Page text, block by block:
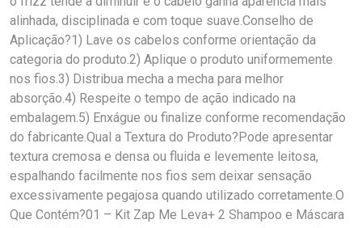
alinhada, disciplinada e com toque suave.Conselho de
Aplicação?1) Lave os cabelos conforme orientação da
categoria do produto.2) Aplique o produto uniformemente
nos fios.3) Distribua mecha a mecha para melhor
absorção.4) Respeite o tempo de ação indicado na
embalagem.5) Enxágue ou finalize conforme recomendação
do fabricante.Qual a Textura do Produto?Pode apresentar
textura cremosa e densa ou fluida e levemente leitosa,
espalhando facilmente nos fios sem deixar sensação
excessivamente pegajosa quando utilizado corretamente.O
Que Contém?01 – Kit Zap Me Leva+ 2 Shampoo e Máscara